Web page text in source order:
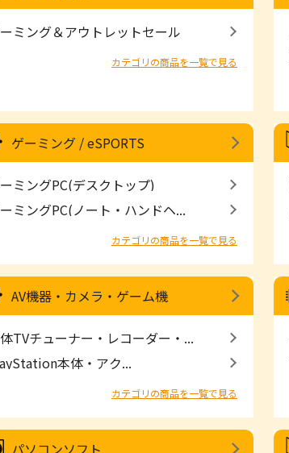
ミング＆アウトレットセール
カテゴリの商品を一覧で見る
ゲーミング / eSPORTS
ミングPC(デスクトップ)
ミングPC(ノート・ハンドヘ...
カテゴリの商品を一覧で見る
AV機器・カメラ・ゲーム機
TVチューナー・レコーダー・...
本体・アク...
カテゴリの商品を一覧で見る
パソコンソフト